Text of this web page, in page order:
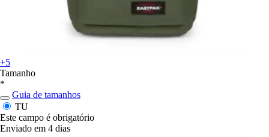
+5
Tamanho
*
Guia de tamanhos
TU
Este campo é obrigatório
Enviado em 4 dias